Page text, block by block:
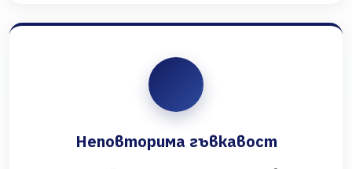
Неповторима гъвкавост